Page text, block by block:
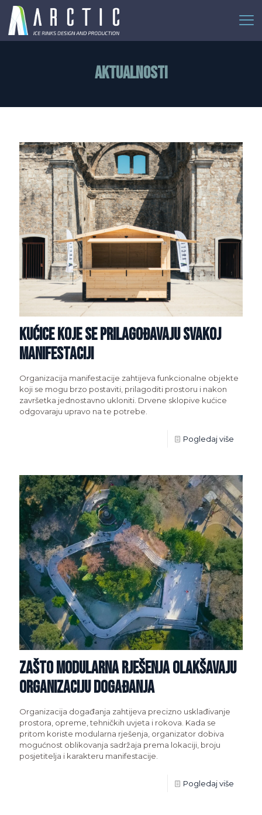
AKTUALNOSTI
Kućice koje se prilagođavaju svakoj
manifestaciji
Organizacija manifestacije zahtijeva funkcionalne objekte
koji se mogu brzo postaviti, prilagoditi prostoru i nakon
završetka jednostavno ukloniti. Drvene sklopive kućice
odgovaraju upravo na te potrebe.
Pogledaj više
Zašto modularna rješenja olakšavaju
organizaciju događanja
Organizacija događanja zahtijeva precizno usklađivanje
prostora, opreme, tehničkih uvjeta i rokova. Kada se
pritom koriste modularna rješenja, organizator dobiva
mogućnost oblikovanja sadržaja prema lokaciji, broju
posjetitelja i karakteru manifestacije.
Pogledaj više